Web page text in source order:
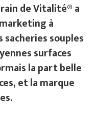
de Vitalité® a
à
sacheries souples
surfaces
la part belle
et la marque